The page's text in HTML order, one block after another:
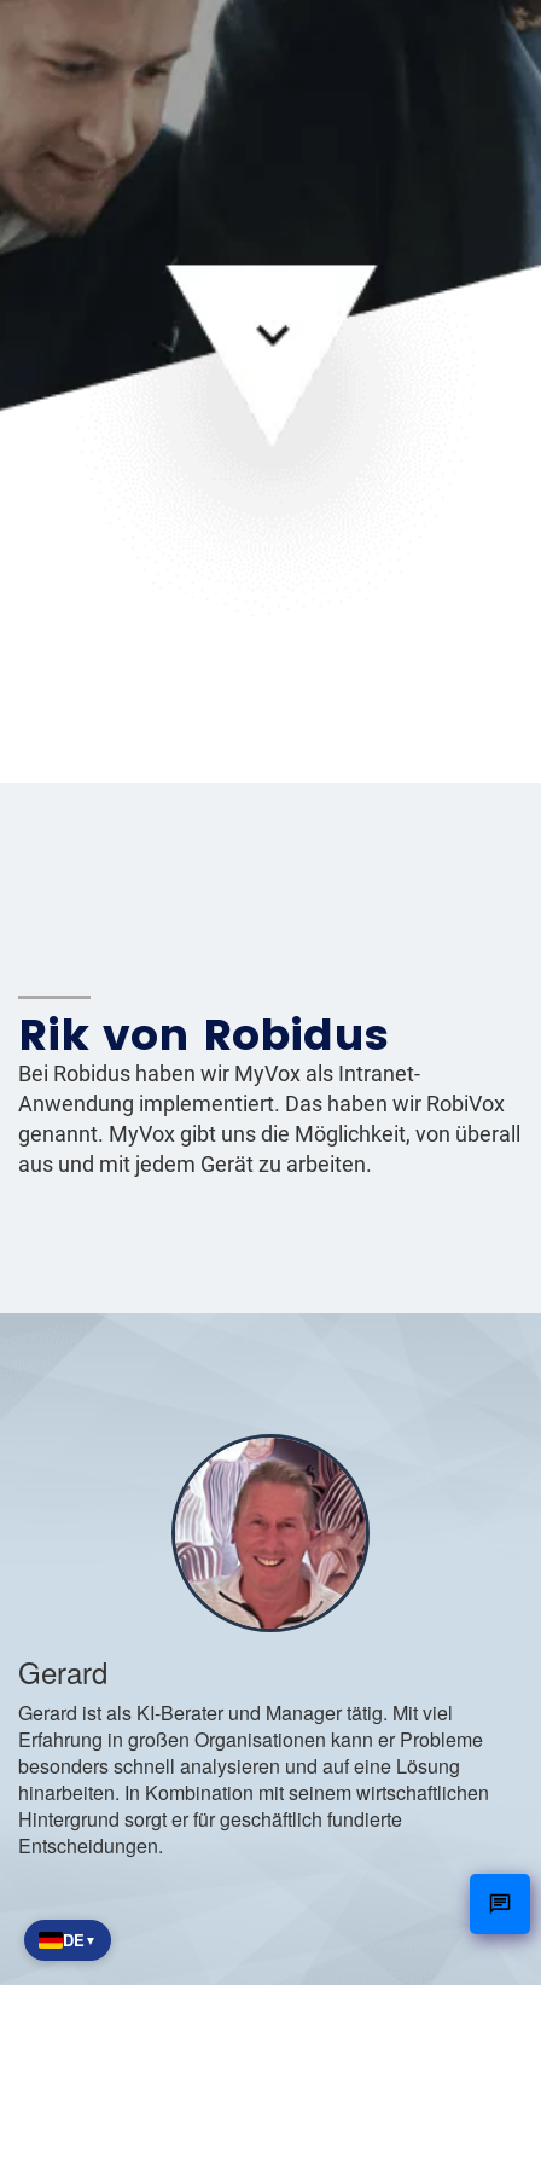
Rik von Robidus
Bei Robidus haben wir MyVox als Intranet-
Anwendung implementiert. Das haben wir RobiVox
genannt. MyVox gibt uns die Möglichkeit, von überall
aus und mit jedem Gerät zu arbeiten.
Gerard
Gerard ist als KI-Berater und Manager tätig. Mit viel
Erfahrung in großen Organisationen kann er Probleme
besonders schnell analysieren und auf eine Lösung
hinarbeiten. In Kombination mit seinem wirtschaftlichen
Hintergrund sorgt er für geschäftlich fundierte
Entscheidungen.
DE ▼